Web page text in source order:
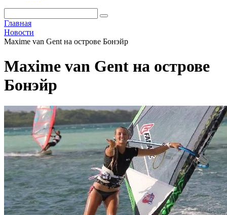
Главная
Новости
Maxime van Gent на острове Бонэйр
Maxime van Gent на острове
Бонэйр